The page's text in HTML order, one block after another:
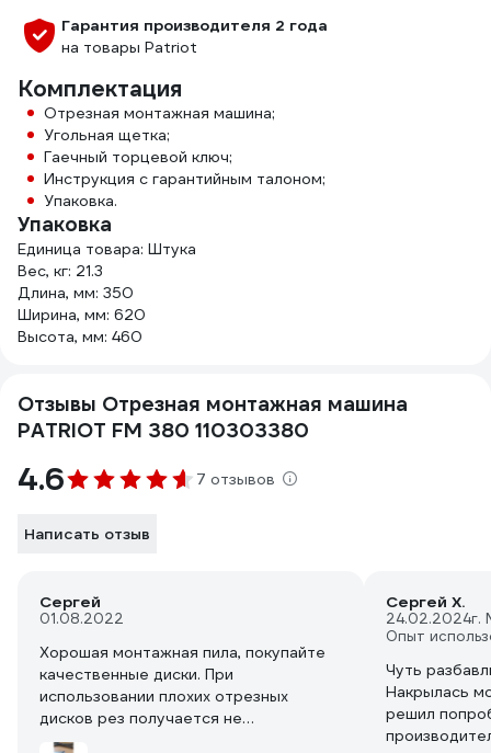
Гарантия производителя 2 года
на товары Patriot
Комплектация
Отрезная монтажная машина;
Угольная щетка;
Гаечный торцевой ключ;
Инструкция с гарантийным талоном;
Упаковка.
Упаковка
Единица товара: Штука
Вес, кг: 21.3
Длина, мм: 350
Ширина, мм: 620
Высота, мм: 460
Отзывы Отрезная монтажная машина
PATRIOT FM 380 110303380
4.6 7 отзывов
Написать отзыв
Сергей
01.08.2022
Хорошая монтажная пила, покупайте
качественные диски. При
использовании плохих отрезных
дисков рез получается не
вертикальный, уходит в сторону на 1-2
Сергей Х.
24.02.2024г.
Опыт
Чуть
Накрылась
решил